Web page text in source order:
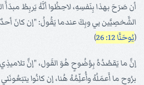
أن صَرَحَ بهذا بِنَفسِهِ، لاحِظُوا أنَّهُ يَربِطُ مبدَأَ
الشَّخصِيَّين بي وبِكَ عندما يَقُولُ: "إن كانَ
(يُوحَنَّا 12: 26 )
إنَّ ما يَقصُدُهُ بِوُضُوحٍ هُوَ القَول، "إنَّ
برُوحِ ما أَعمَلُهُ وأُعلِّمُهُ هُنا، إن كانُوا